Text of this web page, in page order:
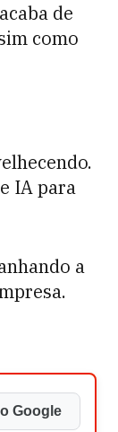
de
como
IA para
a
Google